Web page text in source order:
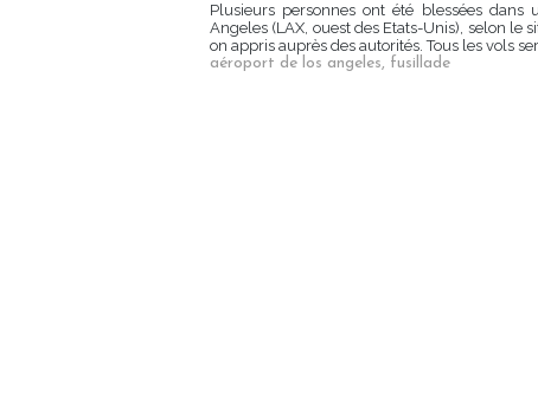
Plusieurs personnes ont été blessées
Angeles (LAX, ouest des Etats-Unis), selon le
on appris auprès des autorités. Tous les vols
aéroport de los angeles, fusillade